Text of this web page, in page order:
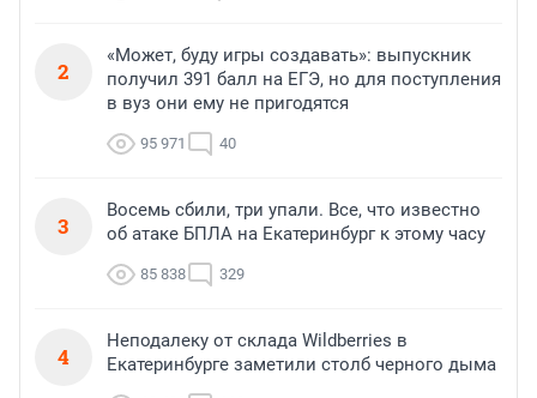
2
«Может, буду игры создавать»: выпускник
получил 391 балл на ЕГЭ, но для поступления
в вуз они ему не пригодятся
95 971 40
3
Восемь сбили, три упали. Все, что известно
об атаке БПЛА на Екатеринбург к этому часу
85 838 329
4
Неподалеку от склада Wildberries в
Екатеринбурге заметили столб черного дыма